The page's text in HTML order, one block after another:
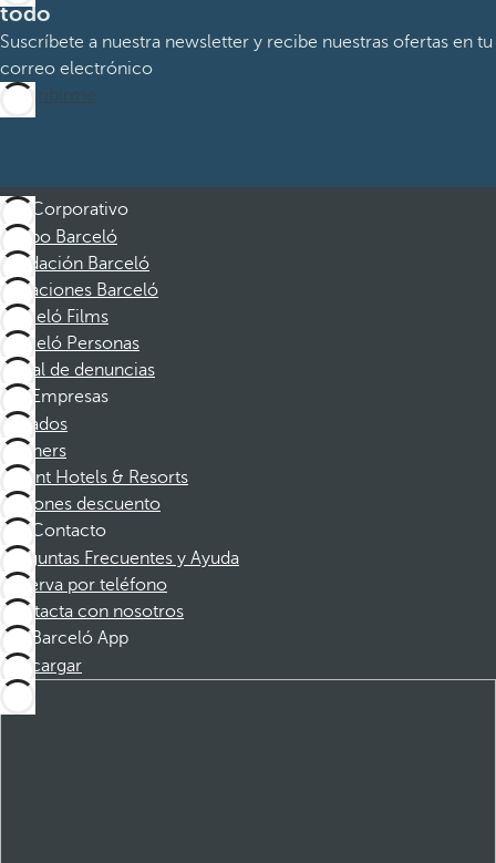
todo
Suscríbete a nuestra newsletter y recibe nuestras ofertas en tu
correo electrónico
Suscribirme
Corporativo
Grupo Barceló
Fundación Barceló
Vacaciones Barceló
Barceló Films
Barceló Personas
Canal de denuncias
Empresas
Afiliados
Partners
Dorint Hotels & Resorts
Cupones descuento
Contacto
Preguntas Frecuentes y Ayuda
Reserva por teléfono
Contacta con nosotros
Barceló App
Descargar